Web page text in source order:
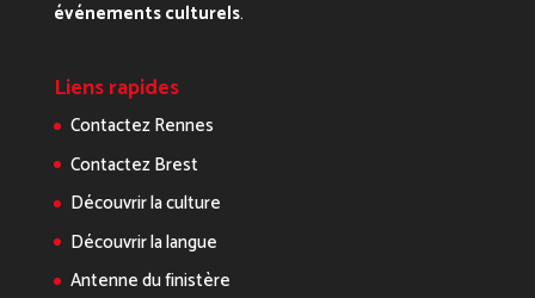
événements culturels.
Liens rapides
Contactez Rennes
Contactez Brest
Découvrir la culture
Découvrir la langue
Antenne du finistère